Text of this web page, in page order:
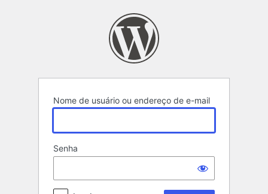
Nome de usuário ou endereço de e-mail
Senha